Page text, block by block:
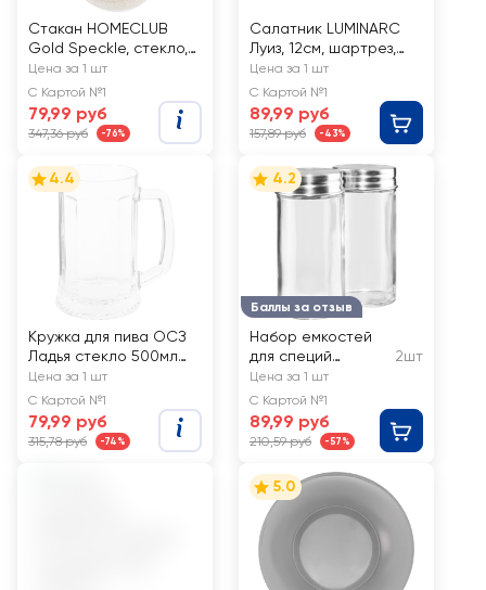
Стакан HOMECLUB
Gold Speckle, стекло,
530мл, Арт. HMR2778-1
Цена за 1 шт
С Картой №1
79,99 руб
347,36 руб -76%
Салатник LUMINARC
Луиз, 12см, шартрез,
Арт. О0489
Цена за 1 шт
С Картой №1
89,99 руб
157,89 руб -43%
4.4
Кружка для пива ОСЗ
Ладья стекло 500мл
Арт. 04с1144-54 ДЗ
Пиво Л
Цена за 1 шт
С Картой №1
79,99 руб
315,78 руб -74%
Баллы за отзыв
4.2
Набор емкостей
для специй
HOMECLUB
Optima 100мл,
стекло
2шт
Цена за 1 шт
С Картой №1
89,99 руб
210,59 руб -57%
5.0